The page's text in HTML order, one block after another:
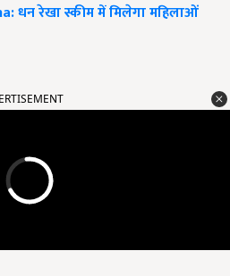
धन रेखा स्कीम में मिलेगा महिलाओं